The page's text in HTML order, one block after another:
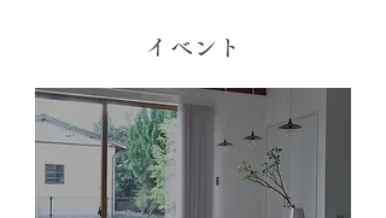
イベント